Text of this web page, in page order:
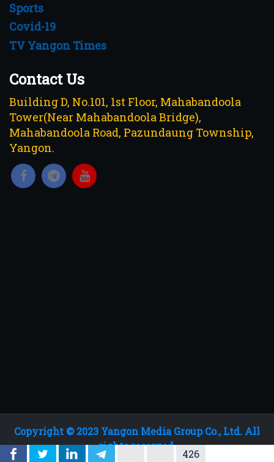
426
Sports
Covid-19
TV Yangon Times
Contact Us
Building D, No.101, 1st Floor, Mahabandoola
Tower(Near Mahabandoola Bridge),
Mahabandoola Road, Pazundaung Township,
Yangon.
Copyright © 2023 Yangon Media Group Co., Ltd. All
rights reserved.